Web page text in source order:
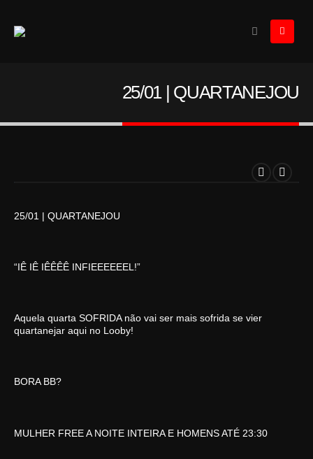
25/01 | QUARTANEJOU
25/01 | QUARTANEJOU
“IÊ IÊ IÊÊÊÊ INFIEEEEEEL!”
Aquela quarta SOFRIDA não vai ser mais sofrida se vier
quartanejar aqui no Looby!
BORA BB?
MULHER FREE A NOITE INTEIRA E HOMENS ATÉ 23:30